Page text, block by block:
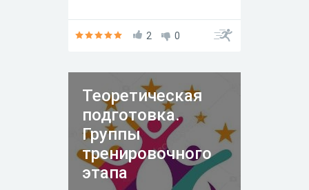
2 0
Теоретическая
подготовка.
Группы
тренировочного
этапа